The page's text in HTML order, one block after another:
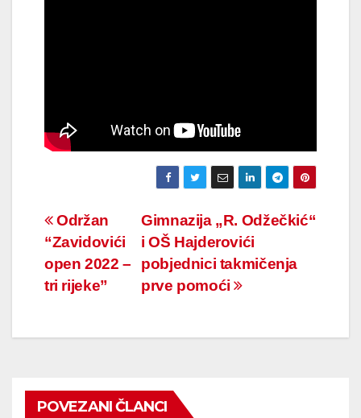
Navigacija
članaka
Gimnazija „R. Odžečkić“
i OŠ Hajderovići
pobjednici takmičenja
prve pomoći
Održan
“Zavidovići
open 2022 –
tri rijeke”
POVEZANI ČLANCI